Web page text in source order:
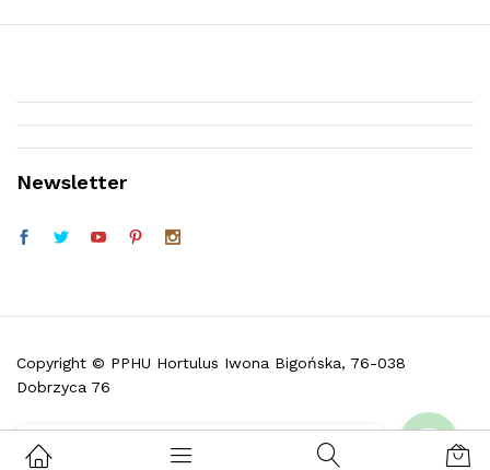
Newsletter
Copyright © PPHU Hortulus Iwona Bigońska, 76-038
Dobrzyca 76
Skontaktuj się z nami i zadaj pytanie